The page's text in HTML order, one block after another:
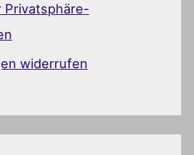
Privatsphäre-
widerrufen